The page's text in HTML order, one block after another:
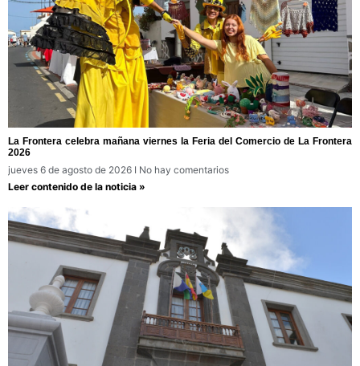
La Frontera celebra mañana viernes la Feria del Comercio de La Frontera
2026
jueves 6 de agosto de 2026
No hay comentarios
Leer contenido de la noticia »